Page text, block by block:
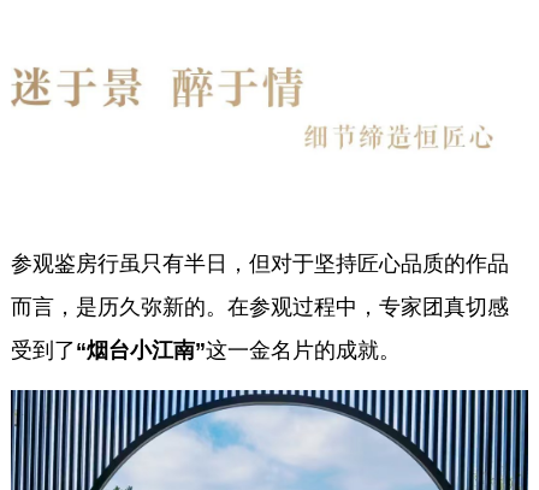
参观鉴房行虽只有半日，但对于坚持匠心品质的作品
而言，是历久弥新的。在参观过程中，专家团真切感
受到了“烟台小江南”这一金名片的成就。